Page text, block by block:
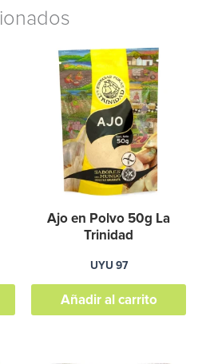
Ajo en Polvo 50g La
Trinidad
UYU 97
Añadir al carrito